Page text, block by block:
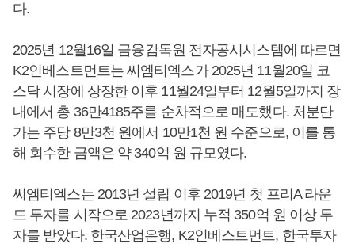
다.
2025년 12월16일 금융감독원 전자공시시스템에 따르면
K2인베스트먼트는 씨엠티엑스가 2025년 11월20일 코
스닥 시장에 상장한 이후 11월24일부터 12월5일까지 장
내에서 총 36만4185주를 순차적으로 매도했다. 처분단
가는 주당 8만3천 원에서 10만1천 원 수준으로, 이를 통
해 회수한 금액은 약 340억 원 규모였다.
씨엠티엑스는 2013년 설립 이후 2019년 첫 프리A 라운
드 투자를 시작으로 2023년까지 누적 350억 원 이상 투
자를 받았다. 한국산업은행, K2인베스트먼트, 한국투자